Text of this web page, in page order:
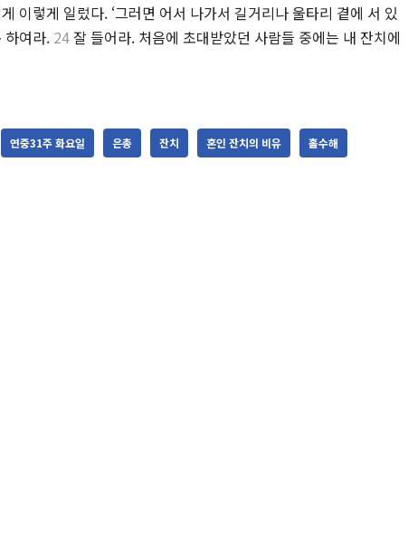
이렇게 일렀다. ‘그러면 어서 나가서 길거리나 울타리 곁에 서 있
하여라. 24 잘 들어라. 처음에 초대받았던 사람들 중에는 내 잔치에
연중31주 화요일 은총 잔치 혼인 잔치의 비유 홀수해